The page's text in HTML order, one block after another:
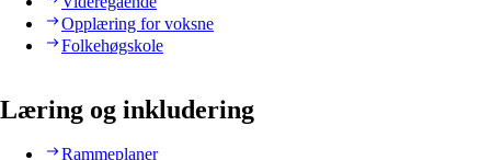
Opplæring for voksne
Folkehøgskole
Læring og inkludering
Rammeplaner